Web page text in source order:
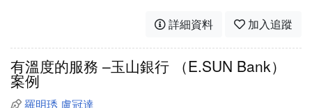
詳細資料 加入追蹤
有溫度的服務 –玉山銀行 （E.SUN Bank）
案例
羅明琇 盧冠達